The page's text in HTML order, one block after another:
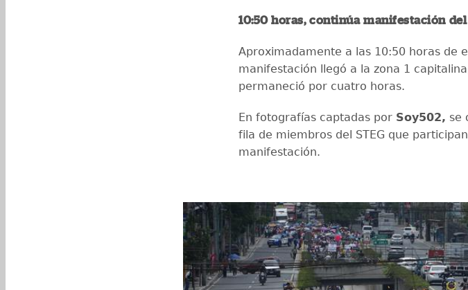
10:50 horas, continúa manifestación del
Aproximadamente a las 10:50 horas de
manifestación llegó a la zona 1
permaneció por cuatro horas.
En fotografías captadas por Soy502, se
fila de miembros del STEG que
manifestación.